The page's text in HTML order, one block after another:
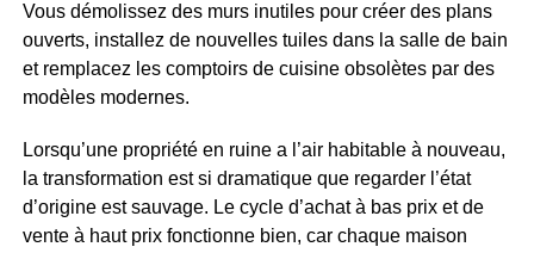
Vous démolissez des murs inutiles pour créer des plans
ouverts, installez de nouvelles tuiles dans la salle de bain
et remplacez les comptoirs de cuisine obsolètes par des
modèles modernes.
Lorsqu’une propriété en ruine a l’air habitable à nouveau,
la transformation est si dramatique que regarder l’état
d’origine est sauvage. Le cycle d’achat à bas prix et de
vente à haut prix fonctionne bien, car chaque maison